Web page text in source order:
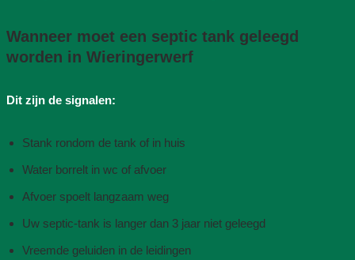
Wanneer moet een septic tank geleegd
worden in Wieringerwerf
Dit zijn de signalen:
Stank rondom de tank of in huis
Water borrelt in wc of afvoer
Afvoer spoelt langzaam weg
Uw septic-tank is langer dan 3 jaar niet geleegd
Vreemde geluiden in de leidingen